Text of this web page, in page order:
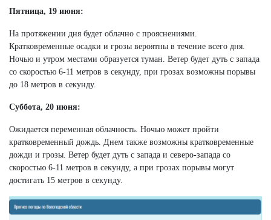
Пятница, 19 июня:
На протяжении дня будет облачно с прояснениями.
Кратковременные осадки и грозы вероятны в течение всего дня.
Ночью и утром местами образуется туман. Ветер будет дуть с запада
со скоростью 6-11 метров в секунду, при грозах возможны порывы
до 18 метров в секунду.
Суббота, 20 июня:
Ожидается переменная облачность. Ночью может пройти
кратковременный дождь. Днем также возможны кратковременные
дожди и грозы. Ветер будет дуть с запада и северо-запада со
скоростью 6-11 метров в секунду, а при грозах порывы могут
достигать 15 метров в секунду.